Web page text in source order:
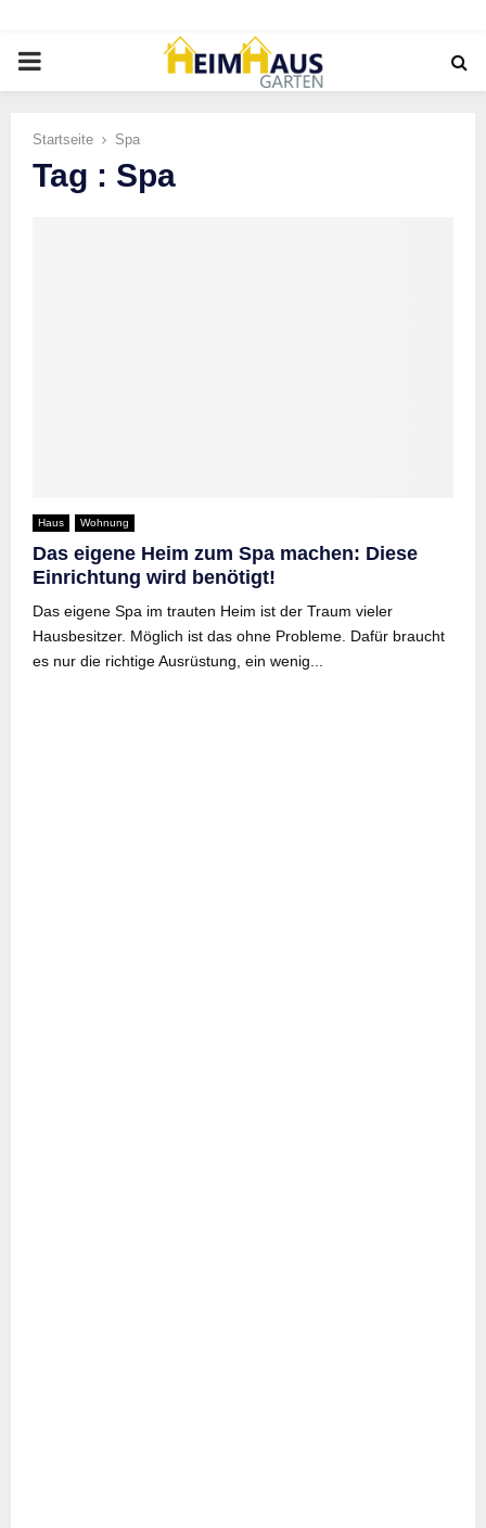
PRIMARY
Startseite Spa
Tag : Spa
Haus Wohnung
Das eigene Heim zum Spa machen: Diese
Einrichtung wird benötigt!
Das eigene Spa im trauten Heim ist der Traum vieler
Hausbesitzer. Möglich ist das ohne Probleme. Dafür braucht
es nur die richtige Ausrüstung, ein wenig...